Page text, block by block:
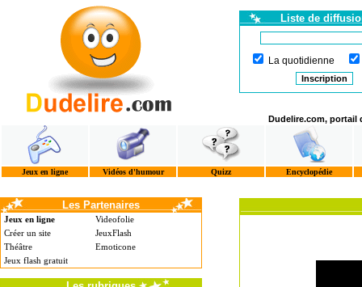
Liste de
La quotidienne
Dudelire.com, portail
Jeux en ligne Vidéos d'humour Quizz Encyclopédie
Les Partenaires
Jeux en ligne
Créer un site
Théâtre
Jeux flash gratuit
Videofolie
JeuxFlash
Emoticone